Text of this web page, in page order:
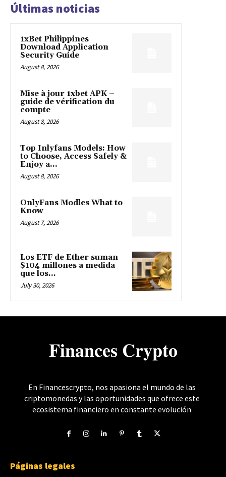
Últimas noticias
1xBet Philippines
Download Application
Security Guide
August 8, 2026
Mise à jour 1xbet APK –
guide de vérification du
compte
August 8, 2026
Top Inlyfans Models: How
to Choose, Access Safely &
Enjoy a...
August 8, 2026
OnlyFans Modles What to
Know
August 7, 2026
Los ETF de Ether suman
$104 millones a medida
que los...
July 30, 2026
𝐅𝐢𝐧𝐚𝐧𝐜𝐞𝐬 𝐂𝐫𝐲𝐩𝐭𝐨
En Financescrypto, nos apasiona el mundo de las
criptomonedas y las oportunidades que ofrece este
ecosistema financiero en constante evolución
Páginas legales